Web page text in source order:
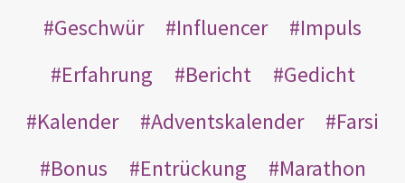
Geschwür
Influencer
Impuls
Erfahrung
Bericht
Gedicht
Kalender
Adventskalender
Farsi
Bonus
Entrückung
Marathon